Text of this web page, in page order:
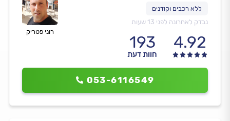
רוני פטריק
נבדק לאחרונה לפני 13 שעות
4.92
193
חוות דעת
053-6116549